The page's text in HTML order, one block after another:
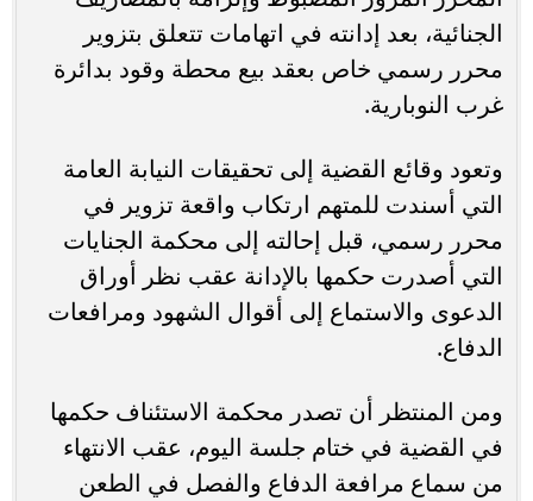
الجنائية، بعد إدانته في اتهامات تتعلق بتزوير
محرر رسمي خاص بعقد بيع محطة وقود بدائرة
غرب النوبارية.
وتعود وقائع القضية إلى تحقيقات النيابة العامة
التي أسندت للمتهم ارتكاب واقعة تزوير في
محرر رسمي، قبل إحالته إلى محكمة الجنايات
التي أصدرت حكمها بالإدانة عقب نظر أوراق
الدعوى والاستماع إلى أقوال الشهود ومرافعات
الدفاع.
ومن المنتظر أن تصدر محكمة الاستئناف حكمها
في القضية في ختام جلسة اليوم، عقب الانتهاء
من سماع مرافعة الدفاع والفصل في الطعن